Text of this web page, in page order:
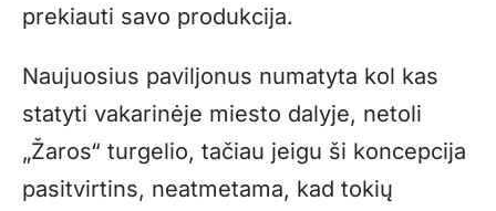
prekiauti savo produkcija.
Naujuosius paviljonus numatyta kol kas
statyti vakarinėje miesto dalyje, netoli
„Žaros“ turgelio, tačiau jeigu ši koncepcija
pasitvirtins, neatmetama, kad tokių